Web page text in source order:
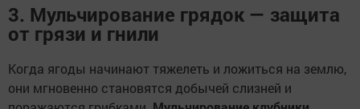
3. Мульчирование грядок — защита
от грязи и гнили
Когда ягоды начинают тяжелеть и ложиться на землю,
они мгновенно становятся добычей слизней и